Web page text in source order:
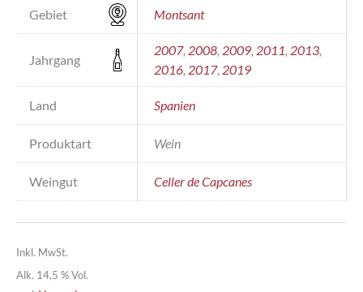
Gebiet Montsant
Jahrgang
2007, 2008 2009 2011 2013
2016 2017, 2019
Land Spanien
Produktart Wein
Weingut Celler de Capcanes
Inkl. MwSt.
Alk. 14,5 % Vol.